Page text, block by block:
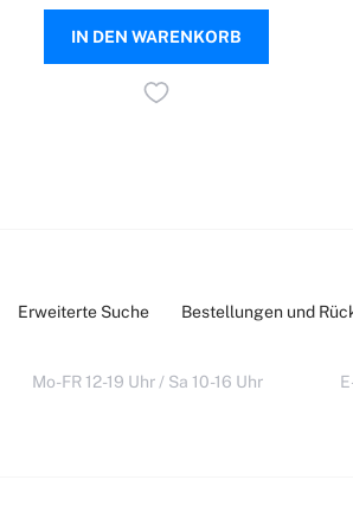
IN DEN WARENKORB
Erweiterte Suche Bestellungen und
Mo-FR 12-19 Uhr / Sa 10-16 Uhr